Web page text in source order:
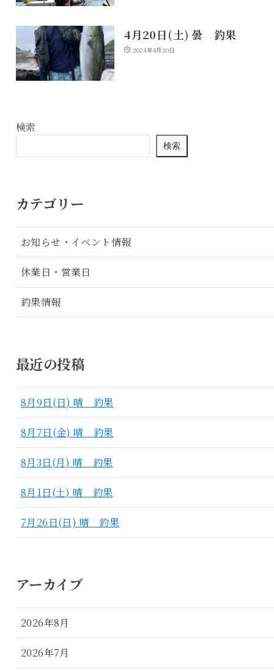
4月20日(土) 曇 釣果
2024年4月20日
検索
検索
カテゴリー
お知らせ・イベント情報
休業日・営業日
釣果情報
最近の投稿
8月9日(日) 晴 釣果
8月7日(金) 晴 釣果
8月3日(月) 晴 釣果
8月1日(土) 晴 釣果
7月26日(日) 晴 釣果
アーカイブ
2026年8月
2026年7月